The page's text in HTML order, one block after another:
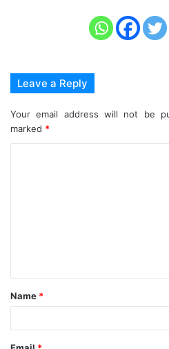
Leave a Reply
Your email address will not be
marked *
t
*
Name *